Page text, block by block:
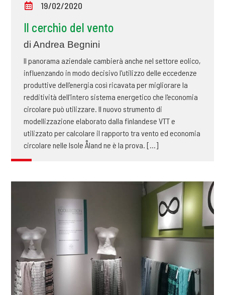
19/02/2020
Il cerchio del vento
di Andrea Begnini
Il panorama aziendale cambierà anche nel settore eolico,
influenzando in modo decisivo l'utilizzo delle eccedenze
produttive dell'energia così ricavata per migliorare la
redditività dell'intero sistema energetico che l'economia
circolare può utilizzare. Il nuovo strumento di
modellizzazione elaborato dalla finlandese VTT e
utilizzato per calcolare il rapporto tra vento ed economia
circolare nelle Isole Åland ne è la prova. [...]